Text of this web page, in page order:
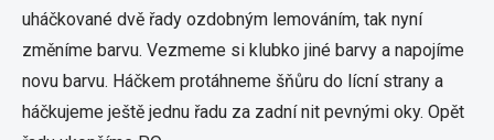
uháčkované dvě řady ozdobným lemováním, tak nyní
změníme barvu. Vezmeme si klubko jiné barvy a napojíme
novu barvu. Háčkem protáhneme šňůru do lícní strany a
háčkujeme ještě jednu řadu za zadní nit pevnými oky. Opět